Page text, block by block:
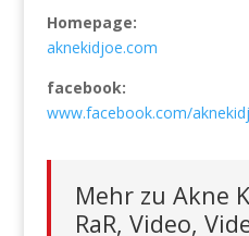
Homepage:
aknekidjoe.com
facebook:
www.facebook.com/
Mehr zu Akne
RaR, Video,